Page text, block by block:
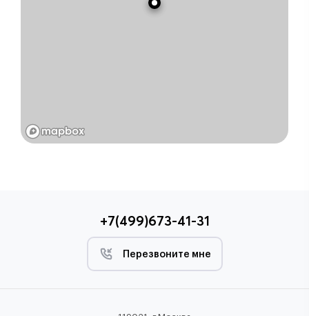
+7(499)673-41-31
Перезвоните мне